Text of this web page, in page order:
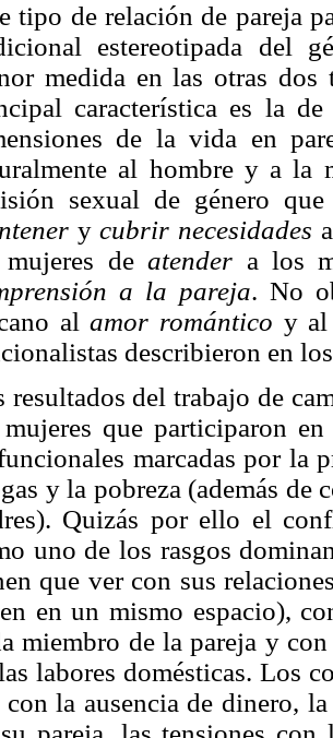
tipo de relación de pareja
estereotipada del
medida en las otras dos
característica es la
de la vida en
al hombre y a la
sexual de género
ycubrir necesidades
mujeres deatender a los
a la pareja. No
alamor romántico y al
describieron en
resultados del trabajo de
que participaron
marcadas por la
y la pobreza (además
Quizás por ello el
uno de los rasgos
que ver con sus
en un mismo espacio),
miembro de la pareja y
labores domésticas. Los
con la ausencia de dinero,